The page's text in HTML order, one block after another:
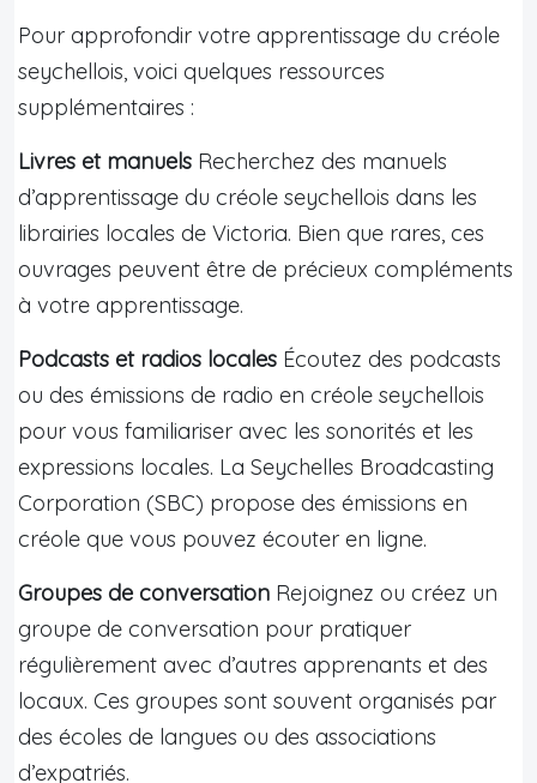
Pour approfondir votre apprentissage du créole
seychellois, voici quelques ressources
supplémentaires :
Livres et manuels Recherchez des manuels
d’apprentissage du créole seychellois dans les
librairies locales de Victoria. Bien que rares, ces
ouvrages peuvent être de précieux compléments
à votre apprentissage.
Podcasts et radios locales Écoutez des podcasts
ou des émissions de radio en créole seychellois
pour vous familiariser avec les sonorités et les
expressions locales. La Seychelles Broadcasting
Corporation (SBC) propose des émissions en
créole que vous pouvez écouter en ligne.
Groupes de conversation Rejoignez ou créez un
groupe de conversation pour pratiquer
régulièrement avec d’autres apprenants et des
locaux. Ces groupes sont souvent organisés par
des écoles de langues ou des associations
d’expatriés.